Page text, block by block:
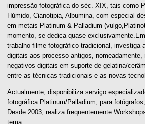
impressão fotográfica do séc. XIX, tais como
Húmido, Cianotipia, Albumina, com especial
em metais Platinum & Palladium
momento, se dedica quase
trabalho filme fotográfico tradicional, investiga
digitais aos processo antigos, nomeadamente,
negativos digitais em suporte de gelatina/
entre as técnicas tradicionais e as novas
Actualmente, disponibiliza serviço
fotográfica Platinum/Palladium, para
Desde 2003, realiza frequentemente
tema.